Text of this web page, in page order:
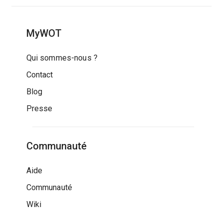
MyWOT
Qui sommes-nous ?
Contact
Blog
Presse
Communauté
Aide
Communauté
Wiki